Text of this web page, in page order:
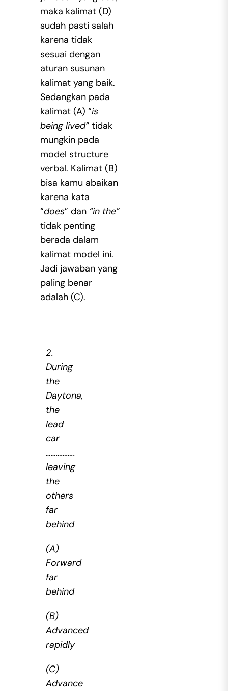
maka kalimat (D)
sudah pasti salah
karena tidak
sesuai dengan
aturan susunan
kalimat yang baik.
Sedangkan pada
kalimat (A) “is
being lived”tidak
mungkin pada
model structure
verbal. Kalimat (B)
bisa kamu abaikan
karena kata
“does” dan “in the”
tidak penting
berada dalam
kalimat model ini.
Jadi jawaban yang
paling benar
adalah (C).
2.
During
the
Daytona,
the
lead
car
……………..
leaving
the
others
far
behind
(A)
Forward
far
behind
(B)
Advanced
rapidly
(C)
Advance